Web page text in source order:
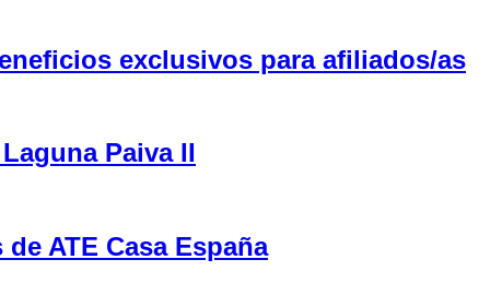
exclusivos para afiliados/as
Paiva II
ATE Casa España